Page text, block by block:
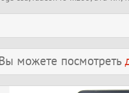
можете посмотреть